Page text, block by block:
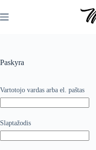
to
content
Paskyra
Vartotojo vardas arba el. paštas
Slaptažodis